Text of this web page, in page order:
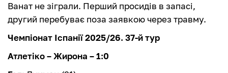
Ванат не зіграли. Перший просидів в запасі,
другий перебуває поза заявкою через травму.
Чемпіонат Іспанії 2025/26. 37-й тур
Атлетіко – Жирона – 1:0